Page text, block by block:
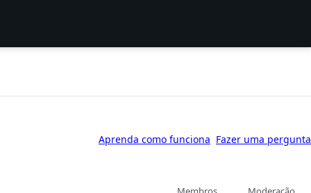
Aprenda como funciona Fazer uma pergunta